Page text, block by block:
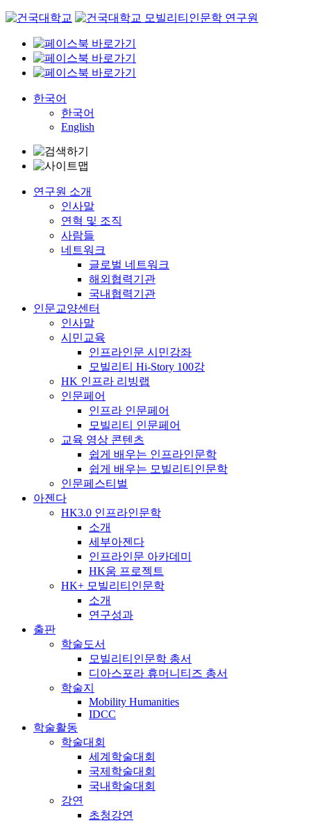
Skip
content
한국어
한국어
English
연구원 소개
인사말
연혁 및 조직
사람들
네트워크
글로벌 네트워크
해외협력기관
국내협력기관
인문교양센터
인사말
시민교육
인프라인문 시민강좌
모빌리티 Hi-Story 100강
HK 인프라 리빙랩
인문페어
인프라 인문페어
모빌리티 인문페어
교육 영상 콘텐츠
쉽게 배우는 인프라인문학
쉽게 배우는 모빌리티인문학
인문페스티벌
아젠다
HK3.0 인프라인문학
소개
세부아젠다
인프라인문 아카데미
HK움 프로젝트
HK+ 모빌리티인문학
소개
연구성과
출판
학술도서
모빌리티인문학 총서
디아스포라 휴머니티즈 총서
학술지
Mobility Humanities
IDCC
학술활동
학술대회
세계학술대회
국제학술대회
국내학술대회
강연
초청강연